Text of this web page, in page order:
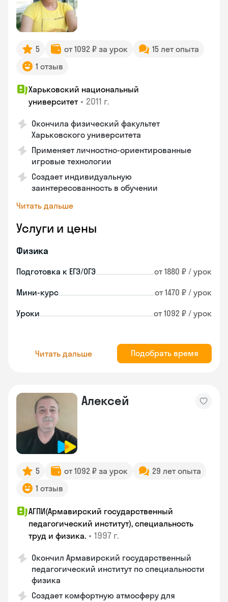
5 от 1092 ₽ за урок
15 лет опыта
1 отзыв
Харьковский национальный
университет • 2011 г.
Окончила физический факультет
Харьковского университета
Применяет личностно-ориентированные
игровые технологии
Создает индивидуальную
заинтересованность в обучении
Читать дальше
Услуги и цены
Физика
Подготовка к ЕГЭ/ОГЭ от 1880 ₽ / урок
Мини-курс от 1470 ₽ / урок
Уроки от 1092 ₽ / урок
Читать дальше Подобрать время
Алексей
5 от 1092 ₽ за урок
29 лет опыта
1 отзыв
АГПИ(Армавирский государственный
педагогический институт), специальность
труд и физика. • 1997 г.
Окончил Армавирский государственный
педагогический институт по специальности
физика
Создает комфортную атмосферу для